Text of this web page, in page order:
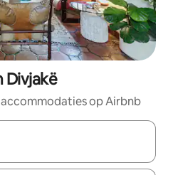
Divjakë
op Airbnb
zijn, maak je een keuze